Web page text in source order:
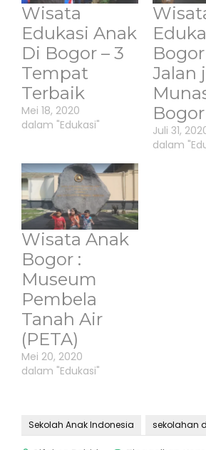
Wisata
Edukasi Anak
Di Bogor – 3
Tempat
Terbaik
Mei 18, 2020
dalam "Edukasi"
Jalan
Bogor
Juli 31,
dalam
Wisata Anak
Bogor :
Museum
Pembela
Tanah Air
(PETA)
Mei 20, 2020
dalam "Edukasi"
Sekolah Anak Indonesia sekolahan